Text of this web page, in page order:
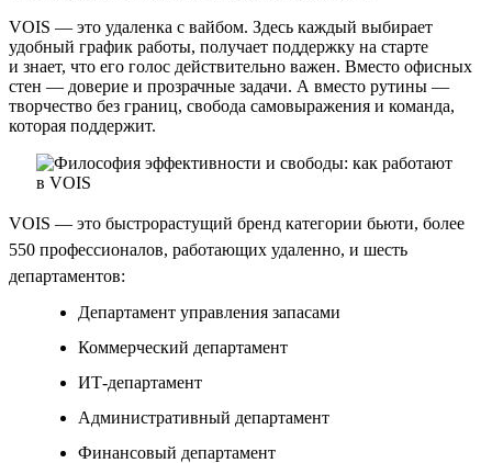
VOIS — это удаленка с вайбом. Здесь каждый выбирает
удобный график работы, получает поддержку на старте
и знает, что его голос действительно важен. Вместо офисных
стен — доверие и прозрачные задачи. А вместо рутины —
творчество без границ, свобода самовыражения и команда,
которая поддержит.
VOIS — это быстрорастущий бренд категории бьюти, более
550 профессионалов, работающих удаленно, и шесть
департаментов:
Департамент управления запасами
Коммерческий департамент
ИТ-департамент
Административный департамент
Финансовый департамент